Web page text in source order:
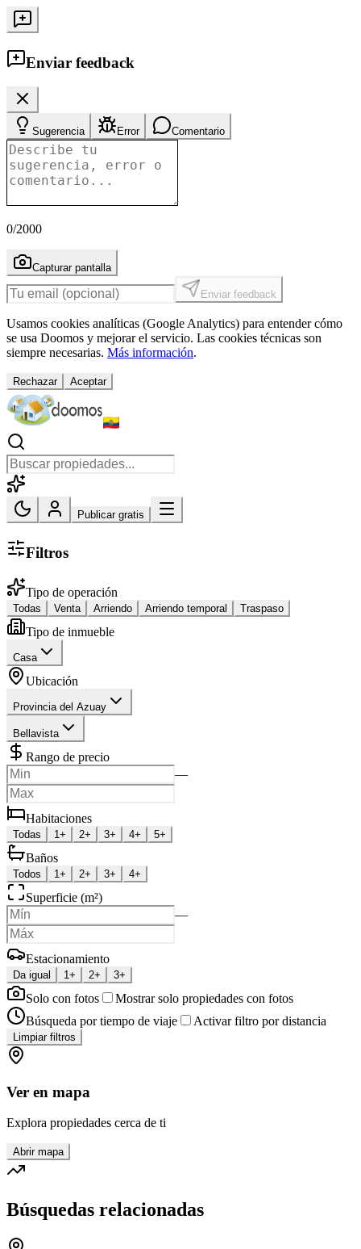
Enviar feedback
Sugerencia Error Comentario
0/2000
Capturar pantalla
Enviar feedback
Usamos cookies analíticas (Google Analytics) para entender cómo
se usa Doomos y mejorar el servicio. Las cookies técnicas son
siempre necesarias. Más información.
Rechazar Aceptar
Publicar gratis
Filtros
Tipo de operación
Todas Venta Arriendo Arriendo temporal Traspaso
Tipo de inmueble
Casa
Ubicación
Provincia del Azuay
Bellavista
Rango de precio
—
Habitaciones
Todas 1+ 2+ 3+ 4+ 5+
Baños
Todos 1+ 2+ 3+ 4+
Superficie (m²)
—
Estacionamiento
Da igual 1+ 2+ 3+
Solo con fotos
Mostrar solo propiedades con fotos
Búsqueda por tiempo de viaje
Activar filtro por distancia
Limpiar filtros
Ver en mapa
Explora propiedades cerca de ti
Abrir mapa
Búsquedas relacionadas